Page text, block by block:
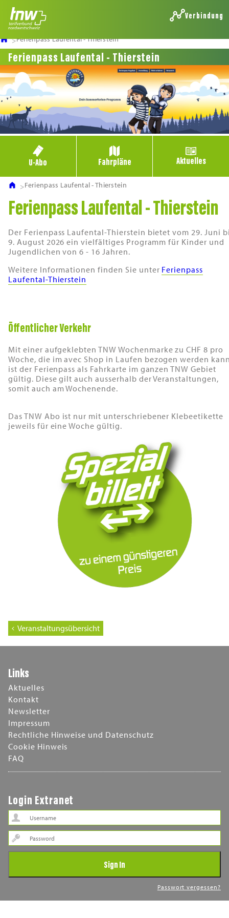
Verbindung
Ferienpass Laufental - Thierstein
Ferienpass Laufental - Thierstein
U-Abo Fahrpläne Aktuelles
Ferienpass Laufental - Thierstein
Ferienpass Laufental - Thierstein
Der Ferienpass Laufental-Thierstein bietet vom 29. Juni
9. August 2026 ein vielfältiges Programm für Kinder und
Jugendlichen von 6 - 16 Jahren.
Weitere Informationen finden Sie unter Ferienpass
Laufental-Thierstein
Öffentlicher Verkehr
Mit einer aufgeklebten TNW Wochenmarke zu CHF 8 pro
Woche, die im avec Shop in Laufen bezogen werden
ist der Ferienpass als Fahrkarte im ganzen TNW Gebiet
gültig. Diese gilt auch ausserhalb der Veranstaltungen,
somit auch am Wochenende.
Das TNW Abo ist nur mit unterschriebener Klebeetikette
jeweils für eine Woche gültig.
Veranstaltungsübersicht
Links
Aktuelles
Kontakt
Newsletter
Impressum
Rechtliche Hinweise und Datenschutz
Cookie Hinweis
FAQ
Login Extranet
Password
Sign In
Passwort vergessen?